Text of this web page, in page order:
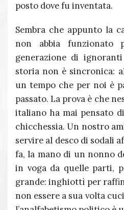
posto dove fu inventata.
Sembra che appunto la
non abbia funzionato
generazione di
storia non è sincronica:
un tempo che per noi è
passato. La prova è che
italiano ha mai pensato
chicchessia. Un nostro
servire al desco di sodali
fa, la mano di un nonno
in voga da quelle parti,
grande: inghiottì per
non essere a sua volta